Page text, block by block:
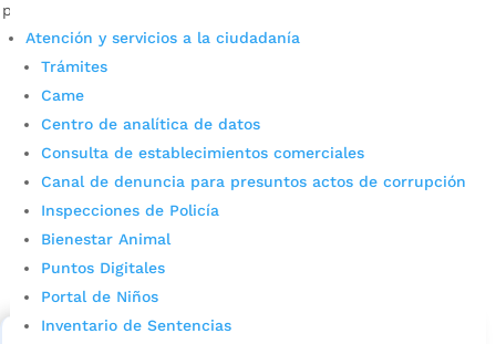
Atención y servicios a la ciudadanía
Trámites
Came
Centro de analítica de datos
Consulta de establecimientos comerciales
Canal de denuncia para presuntos actos de corrupción
Inspecciones de Policía
Bienestar Animal
Puntos Digitales
Portal de Niños
Inventario de Sentencias
primeros lugares.
Cupos Escolares Bucaramanga 2022
Consulta aqui los pasos para inscribirse y solicitar un
cupo escolar en los colegios oficiales de